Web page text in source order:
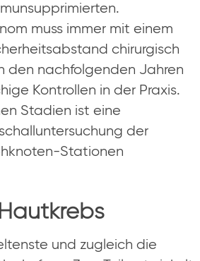
muss immer mit einem
chirurgisch
den nachfolgenden Jahren
Kontrollen in der Praxis.
Stadien ist eine
der
Stationen
und zugleich die